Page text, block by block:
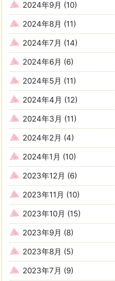
2024年9月 (10)
2024年8月 (11)
2024年7月 (14)
2024年6月 (6)
2024年5月 (11)
2024年4月 (12)
2024年3月 (11)
2024年2月 (4)
2024年1月 (10)
2023年12月 (6)
2023年11月 (10)
2023年10月 (15)
2023年9月 (8)
2023年8月 (5)
2023年7月 (9)